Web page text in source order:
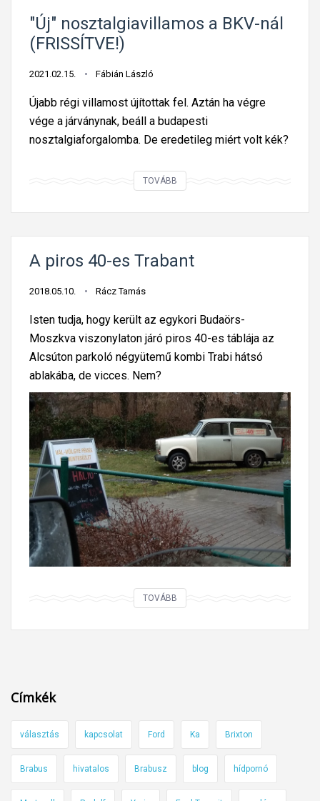
a
o
k
B
e
s
"Új" nosztalgiavillamos a BKV-nál
(FRISSÍTVE!)
2021.02.15. Fábián László
Újabb régi villamost újítottak fel. Aztán ha végre
vége a járványnak, beáll a budapesti
nosztalgiaforgalomba. De eredetileg miért volt kék?
TOVÁBB
j
"
n
t
a
l
i
a
v
i
l
l
a
m
o
s
l
F
R
I
A piros 40-es Trabant
2018.05.10. Rácz Tamás
Isten tudja, hogy került az egykori Budaörs-
Moszkva viszonylaton járó piros 40-es táblája az
Alcsúton parkoló négyütemű kombi Trabi hátsó
ablakába, de vicces. Nem?
TOVÁBB
i
-
e
s
Címkék
választás kapcsolat Ford Ka Brixton
Brabus hivatalos Brabusz blog hídpornó